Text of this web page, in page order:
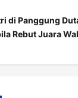
di Panggung
Rebut Juara